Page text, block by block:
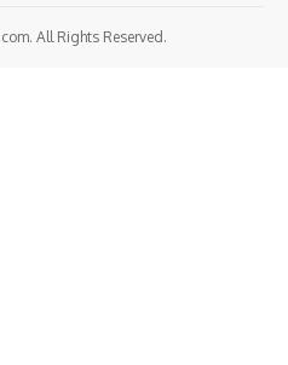
All Rights Reserved.